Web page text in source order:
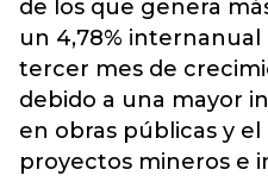
de los que genera
un 4,78% internanual
tercer mes de
debido a una mayor
en obras públicas y
proyectos mineros e